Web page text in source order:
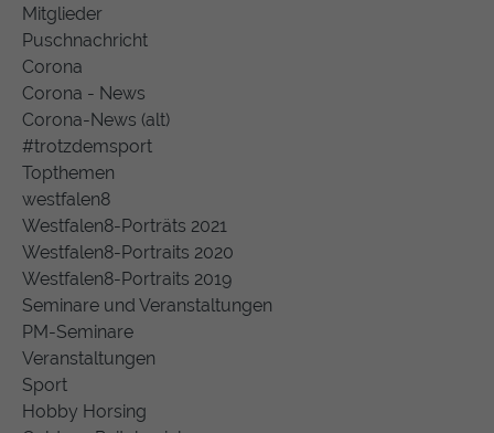
Mitglieder
Puschnachricht
Corona
Corona - News
Corona-News (alt)
#trotzdemsport
Topthemen
westfalen8
Westfalen8-Porträts 2021
Westfalen8-Portraits 2020
Westfalen8-Portraits 2019
Seminare und Veranstaltungen
PM-Seminare
Veranstaltungen
Sport
Hobby Horsing